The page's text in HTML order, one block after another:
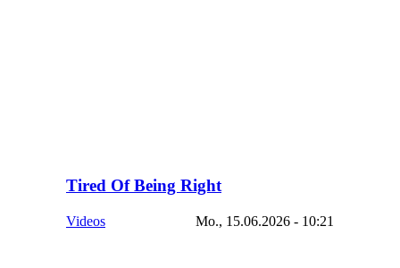
Tired Of Being Right
Videos Mo., 15.06.2026 - 10:21